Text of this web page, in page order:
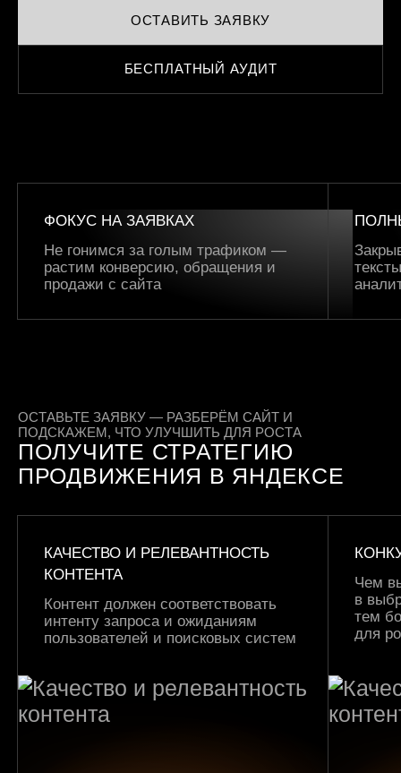
ОСТАВИТЬ ЗАЯВКУ
БЕСПЛАТНЫЙ АУДИТ
ФОКУС НА ЗАЯВКАХ
Не гонимся за голым трафиком —
растим конверсию, обращения и
продажи с сайта
ОСТАВЬТЕ ЗАЯВКУ — РАЗБЕРЁМ САЙТ И
ПОДСКАЖЕМ, ЧТО УЛУЧШИТЬ ДЛЯ РОСТА
ПОЛУЧИТЕ СТРАТЕГИЮ
ПРОДВИЖЕНИЯ В ЯНДЕКСЕ
КАЧЕСТВО И РЕЛЕВАНТНОСТЬ
КОНТЕНТА
Контент должен соответствовать
интенту запроса и ожиданиям
пользователей и поисковых систем
Чем
в
тем
для